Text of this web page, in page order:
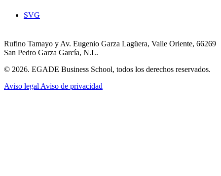
SVG
Rufino Tamayo y Av. Eugenio Garza Lagüera, Valle Oriente, 66269
San Pedro Garza García, N.L.
© 2026. EGADE Business School, todos los derechos reservados.
Aviso legal Aviso de privacidad